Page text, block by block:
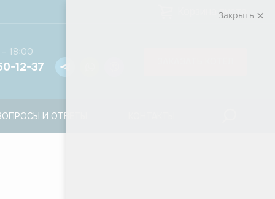
Корзина пуста
12-37
18:00
И ОТВЕТЫ
Закрыть